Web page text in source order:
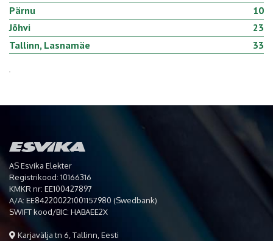
Pärnu
10
Jõhvi
23
Tallinn, Lasnamäe
33
AS Esvika Elekter
Registrikood: 10166316
KMKR nr: EE100427897
A/A: EE842200221001157980 (Swedbank)
SWIFT kood/BIC: HABAEE2X
Karjavälja tn 6, Tallinn, Eesti